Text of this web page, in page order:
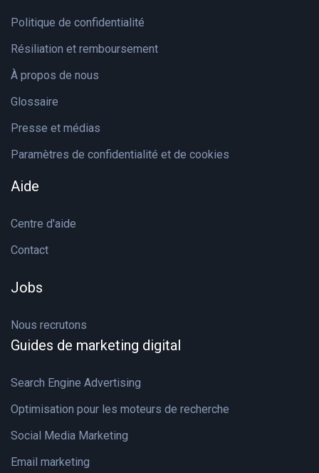
Politique de confidentialité
Résiliation et remboursement
À propos de nous
Glossaire
Presse et médias
Paramètres de confidentialité et de cookies
Aide
Centre d'aide
Contact
Jobs
Nous recrutons
Guides de marketing digital
Search Engine Advertising
Optimisation pour les moteurs de recherche
Social Media Marketing
Email marketing